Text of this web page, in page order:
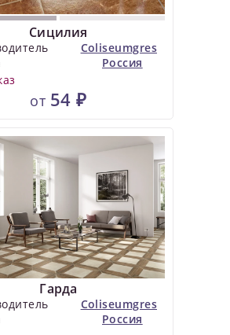
Сицилия
Coliseumgres
Россия
от 54 ₽
Гарда
Coliseumgres
Россия